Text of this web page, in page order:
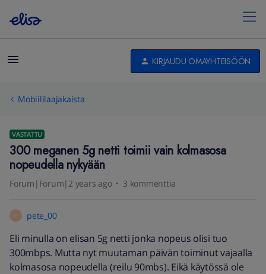
KIRJAUDU OMAYHTEISÖÖN
Mobiililaajakaista
VASTATTU
300 meganen 5g netti toimii vain kolmasosa
nopeudella nykyään
Forum|Forum|2 years ago 3 kommenttia
P pete_00
Eli minulla on elisan 5g netti jonka nopeus olisi tuo
300mbps. Mutta nyt muutaman päivän toiminut vajaalla
kolmasosa nopeudella (reilu 90mbs). Eikä käytössä ole